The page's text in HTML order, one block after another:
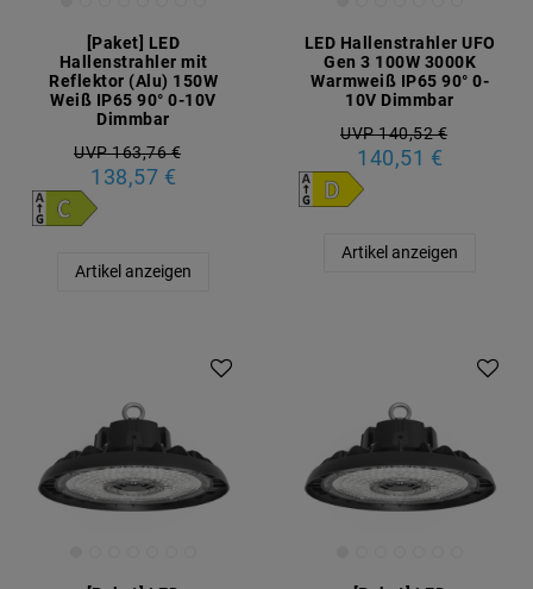
[Paket] LED
Hallenstrahler mit
Reflektor (Alu) 150W
Weiß IP65 90° 0-10V
Dimmbar
UVP 163,76 €
138,57 €
Artikel anzeigen
LED Hallenstrahler UFO
Gen 3 100W 3000K
Warmweiß IP65 90° 0-
10V Dimmbar
UVP 140,52 €
140,51 €
Artikel anzeigen